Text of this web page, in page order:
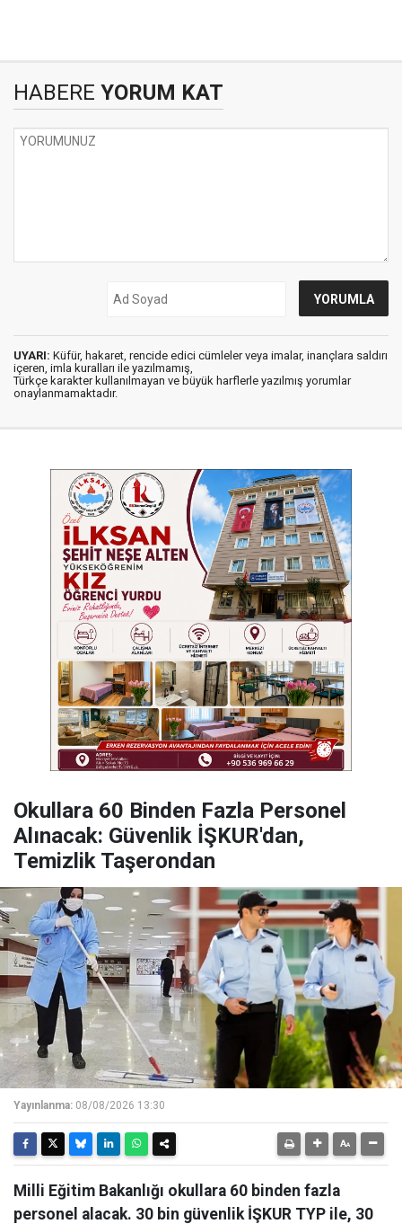
HABERE YORUM KAT
UYARI: Küfür, hakaret, rencide edici cümleler veya imalar, inançlara saldırı
içeren, imla kuralları ile yazılmamış,
Türkçe karakter kullanılmayan ve büyük harflerle yazılmış yorumlar
onaylanmamaktadır.
Okullara 60 Binden Fazla Personel
Alınacak: Güvenlik İŞKUR'dan,
Temizlik Taşerondan
Yayınlanma: 08/08/2026 13:30
Milli Eğitim Bakanlığı okullara 60 binden fazla
personel alacak. 30 bin güvenlik İŞKUR TYP ile, 30